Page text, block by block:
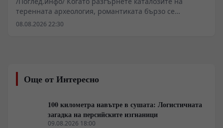
теренната археология, романтиката бързо се
изпарява. Остава сухият пласт от счупена керамика,
изчезвали не под въздействието на проклетия, а
когато подземните водоносни хоризонти са
изтребена. Прегледът на седем конкретни
археологически комплекса показва ясен модел:
цивилизационният срив е физически процес, движен
08.08.2026 22:30
Още от Интересно
100 километра навътре в сушата: Логистичната
загадка на персийските изгнаници
09.08.2026 18:00